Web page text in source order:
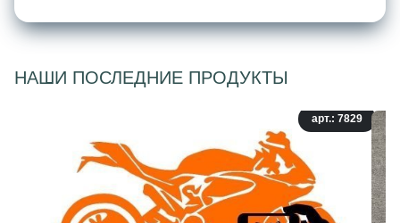
НАШИ ПОСЛЕДНИЕ ПРОДУКТЫ
арт.: 7829